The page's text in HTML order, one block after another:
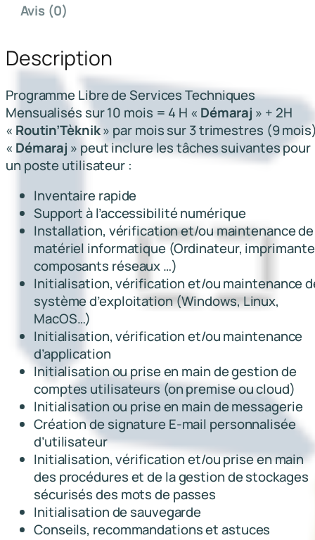
e
é
m
a
r
a
Avis (0)
Description
Programme Libre de Services Techniques
Mensualisés sur 10 mois = 4 H « Démaraj » + 2H
« Routin’Tèknik» par mois sur 3 trimestres (9
« Démaraj » peut inclure les tâches suivantes pour
un poste utilisateur :
Inventaire rapide
Support à l’accessibilité numérique
Installation, vérification et/ou maintenance de
matériel informatique (Ordinateur,
composants réseaux …)
Initialisation, vérification et/ou maintenance
système d’exploitation (Windows, Linux,
MacOS…)
Initialisation, vérification et/ou maintenance
d’application
Initialisation ou prise en main de gestion de
comptes utilisateurs (on premise ou cloud)
Initialisation ou prise en main de messagerie
Création de signature E-mail personnalisée
d’utilisateur
Initialisation, vérification et/ou prise en main
des procédures et de la gestion de stockages
sécurisés des mots de passes
Initialisation de sauvegarde
Conseils, recommandations et astuces